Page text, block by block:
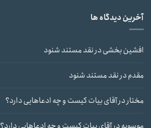
آخرین دیدگاه ها
افشین بخشیدرنقد مستند شنود
مقدمدرنقد مستند شنود
مختاردرآقای بیات کیست و چه ادعاهایی دارد؟